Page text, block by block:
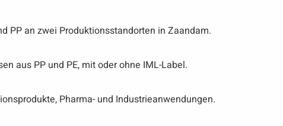
PP an zwei Produktionsstandorten in Zaandam.
aus PP und PE, mit oder ohne IML-Label.
Pharma- und Industrieanwendungen.